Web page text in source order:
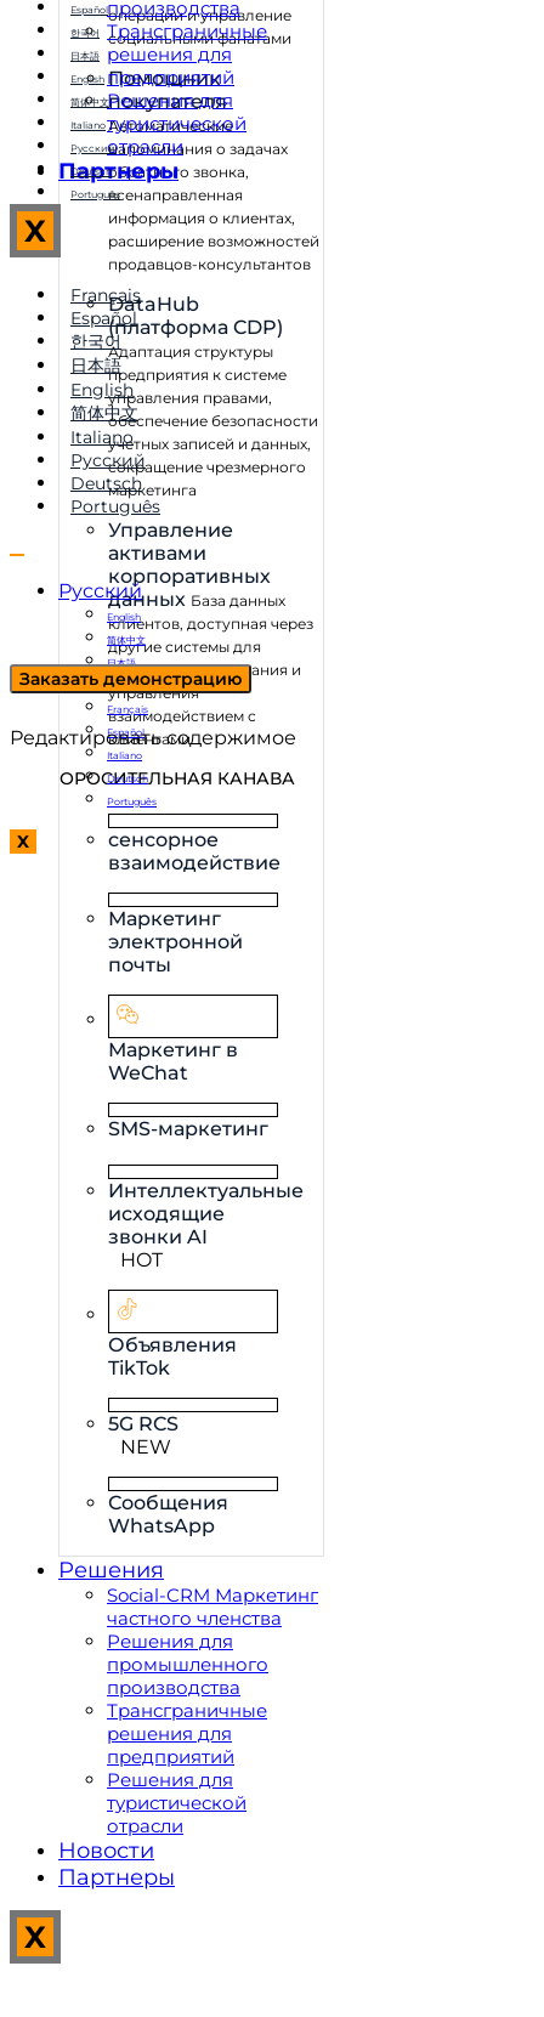
операции и управление
социальными фанатами
Помощник
покупателя
Автоматические
напоминания о задачах
обратного звонка,
всенаправленная
информация о клиентах,
расширение возможностей
продавцов-консультантов
DataHub
(платформа CDP)
Адаптация структуры
предприятия к системе
управления правами,
обеспечение безопасности
учетных записей и данных,
сокращение чрезмерного
маркетинга
Управление
активами
корпоративных
данных База данных
клиентов, доступная через
другие системы для
анализа, отслеживания и
управления
взаимодействием с
клиентами
ОРОСИТЕЛЬНАЯ КАНАВА
сенсорное
взаимодействие
Маркетинг
электронной
почты
Маркетинг в
WeChat
SMS-маркетинг
Интеллектуальные
исходящие
звонки AI
HOT
Объявления
TikTok
5G RCS
NEW
Сообщения
WhatsApp
Решения
Social-CRM Маркетинг
частного членства
Решения для
промышленного
производства
Трансграничные
решения для
предприятий
Решения для
туристической
отрасли
Новости
Партнеры
X
производства
Трансграничные
решения для
предприятий
Решения для
туристической
отрасли
Партнеры
X
Español
한국어
日本語
English
简体中文
Italiano
Русский
Deutsch
Português
Français
Español
한국어
日本語
English
简体中文
Italiano
Русский
Deutsch
Português
Русский
English
简体中文
日本語
한국어
Français
Español
Italiano
Deutsch
Português
X
Заказать демонстрацию
Редактировать содержимое